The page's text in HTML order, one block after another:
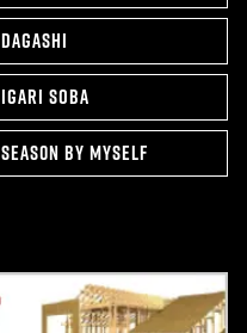
DAGASHI
IGARI SOBA
SEAS0N BY MYSELF